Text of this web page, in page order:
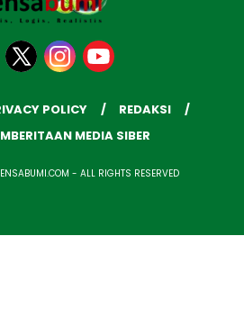
POLICY
REDAKSI
MEDIA SIBER
- ALL RIGHTS RESERVED